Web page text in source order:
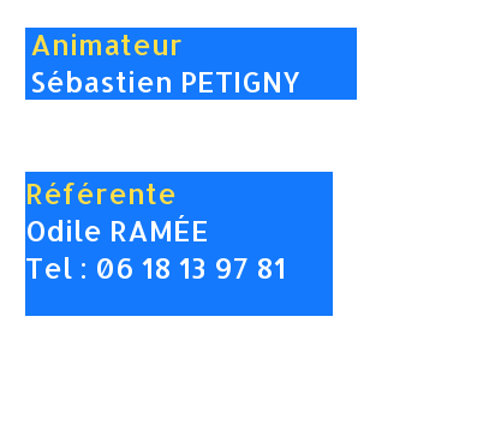
Animateur
Sébastien PETIGNY
Référente
Odile RAMÉE
Tel : 06 18 13 97 81